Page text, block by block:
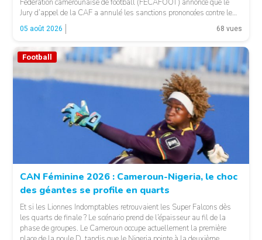
© Fecafoot
Fédération camerounaise de football (FECAFOOT) annonce que le
Jury d’appel de la CAF a annulé les sanctions prononcées contre le
président de la fédération camerounaise. Le dossier concernait les
incidents survenus lors du match Cameroun-Maroc […]
05 août 2026 68 vues
Football
CAN Féminine 2026 : Cameroun-Nigeria, le choc
des géantes se profile en quarts
Et si les Lionnes Indomptables retrouvaient les Super Falcons dès
les quarts de finale ? Le scénario prend de l’épaisseur au fil de la
phase de groupes. Le Cameroun occupe actuellement la première